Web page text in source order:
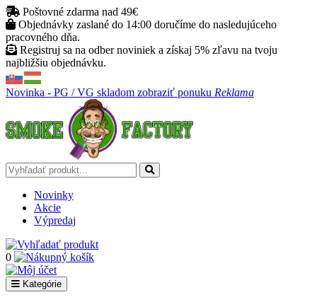
Poštovné zdarma nad 49€
Objednávky zaslané do 14:00 doručíme do nasledujúceho
pracovného dňa.
Registruj sa na odber noviniek a získaj 5% zľavu na tvoju
najbližšiu objednávku.
Novinka - PG / VG skladom zobraziť ponuku Reklama
Novinky
Akcie
Výpredaj
0
Kategórie